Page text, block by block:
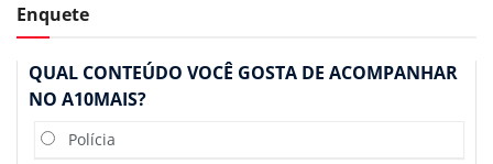
Enquete
QUAL CONTEÚDO VOCÊ GOSTA DE ACOMPANHAR
NO A10MAIS?
Polícia